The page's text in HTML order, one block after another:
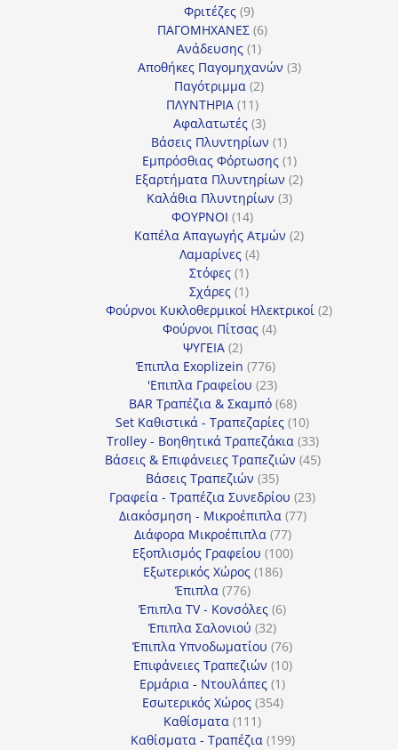
Φριτέζες 99
προϊόντα
ΠΑΓΟΜΗΧΑΝΕΣ 66
Ανάδευσης 11
προϊόν
Αποθήκες Παγομηχανών 33
Παγότριμμα 22
ΠΛΥΝΤΗΡΙΑ 1111
προϊόντα
Αφαλατωτές 33
προϊόντα
Βάσεις Πλυντηρίων 11
προϊόν
Εμπρόσθιας Φόρτωσης 11
προϊόν
Εξαρτήματα Πλυντηρίων 22
Καλάθια Πλυντηρίων 33
ΦΟΥΡΝΟΙ 1414
προϊόντα
Καπέλα Απαγωγής Ατμών 22
Λαμαρίνες 44
Στόφες 11
προϊόν
Σχάρες 11
προϊόν
Φούρνοι Κυκλοθερμικοί Ηλεκτρικοί 22
Φούρνοι Πίτσας 44
ΨΥΓΕΙΑ 22
προϊόντα
Έπιπλα Exoplizein 776776
προϊόντα
'Επιπλα Γραφείου 2323
προϊόντα
BAR Τραπέζια & Σκαμπό 6868
προϊόντα
Set Καθιστικά - Τραπεζαρίες 1010
προϊόντα
Trolley - Βοηθητικά Τραπεζάκια 3333
προϊόντα
Βάσεις & Επιφάνειες Τραπεζιών 4545
Βάσεις Τραπεζιών 3535
προϊόντα
Γραφεία - Τραπέζια Συνεδρίου 2323
Διακόσμηση - Μικροέπιπλα 7777
Διάφορα Μικροέπιπλα 7777
προϊόντα
Εξοπλισμός Γραφείου 100100
Εξωτερικός Χώρος 186186
Έπιπλα 776776
προϊόντα
Έπιπλα TV - Κονσόλες 66
Έπιπλα Σαλονιού 3232
προϊόντα
Έπιπλα Υπνοδωματίου 7676
προϊόντα
Επιφάνειες Τραπεζιών 1010
Ερμάρια - Ντουλάπες 11
προϊόν
Εσωτερικός Χώρος 354354
Καθίσματα 111111
προϊόντα
Καθίσματα - Τραπέζια 199199